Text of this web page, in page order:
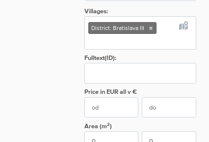
Villages:
District: Bratislava III
Fulltext(ID):
Price in EUR all v €
Area (m2)